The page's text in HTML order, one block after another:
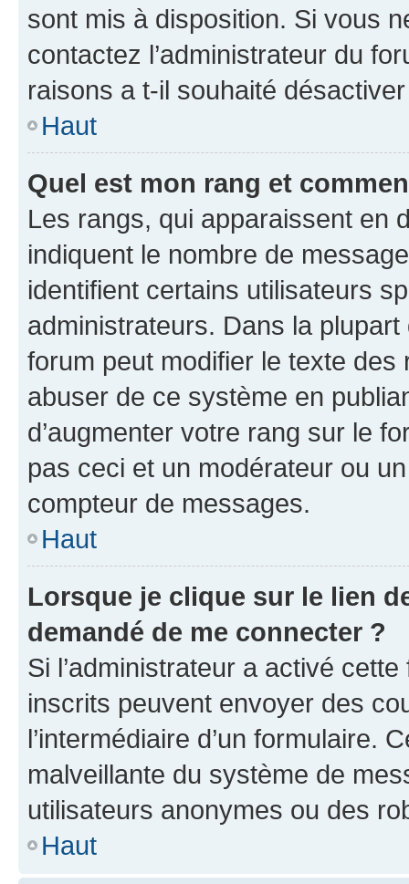
sont mis à disposition. Si vous
contactez l’administrateur du
raisons a t-il souhaité
Haut
Quel est mon rang et
Les rangs, qui apparaissent en
indiquent le nombre de
identifient certains utilisateurs
administrateurs. Dans la
forum peut modifier le texte
abuser de ce système en
d’augmenter votre rang sur le
pas ceci et un modérateur ou
compteur de messages.
Haut
Lorsque je clique sur le lien
demandé de me connecter ?
Si l’administrateur a activé
inscrits peuvent envoyer des
l’intermédiaire d’un formulaire.
malveillante du système de
utilisateurs anonymes ou des
Haut